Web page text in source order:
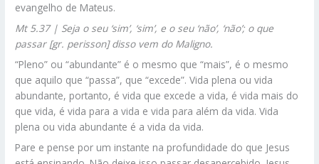
evangelho de Mateus.
Mt 5.37 | Seja o seu ‘sim’, ‘sim’, e o seu ‘não’, ‘não’; o que
passar [gr. perisson] disso vem do Maligno.
“Pleno” ou “abundante” é o mesmo que “mais”, é o mesmo
que aquilo que “passa”, que “excede”. Vida plena ou vida
abundante, portanto, é vida que excede a vida, é vida mais do
que vida, é vida para a vida e vida para além da vida. Vida
plena ou vida abundante é a vida da vida.
Pare e pense por um instante na profundidade do que Jesus